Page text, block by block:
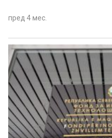
пред 4 мес.